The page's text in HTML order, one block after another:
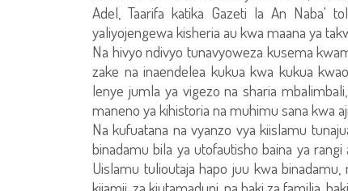
Adel, Taarifa katika Gazeti la An Naba'
yaliyojengewa kisheria au kwa maana ya
Na hivyo ndivyo tunavyoweza kusema
zake na inaendelea kukua kwa kukua
lenye jumla ya vigezo na sharia
maneno ya kihistoria na muhimu sana kwa
Na kufuatana na vyanzo vya kiislamu
binadamu bila ya utofautisho baina ya
Uislamu tulioutaja hapo juu kwa